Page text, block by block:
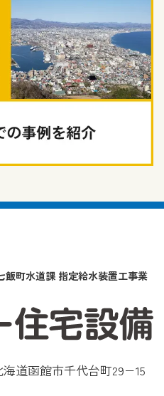
飯町水道課 指定給水装置工事業
海道函館市千代台町29−15